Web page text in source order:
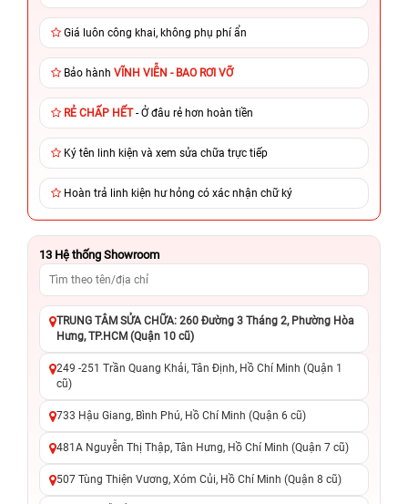
Giá luôn công khai, không phụ phí ẩn
Bảo hành VĨNH VIỄN - BAO RƠI VỠ
RẺ CHẤP HẾT- Ở đâu rẻ hơn hoàn tiền
Ký tên linh kiện và xem sửa chữa trực tiếp
Hoàn trả linh kiện hư hỏng có xác nhận chữ ký
13 Hệ thống Showroom
TRUNG TÂM SỬA CHỮA: 260 Đường 3 Tháng 2, Phường Hòa
Hưng, TP.HCM (Quận 10 cũ)
249 -251 Trần Quang Khải, Tân Định, Hồ Chí Minh (Quận 1
cũ)
733 Hậu Giang, Bình Phú, Hồ Chí Minh (Quận 6 cũ)
481A Nguyễn Thị Thập, Tân Hưng, Hồ Chí Minh (Quận 7 cũ)
507 Tùng Thiện Vương, Xóm Củi, Hồ Chí Minh (Quận 8 cũ)